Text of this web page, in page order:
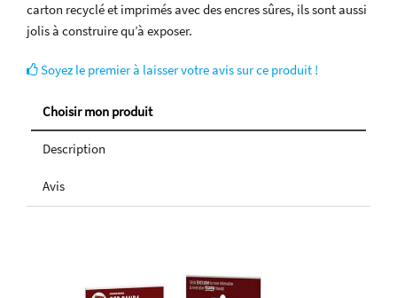
carton recyclé et imprimés avec des encres sûres, ils sont aussi
jolis à construire qu’à exposer.
Soyez le premier à laisser votre avis sur ce produit !
Choisir mon produit
Description
Avis